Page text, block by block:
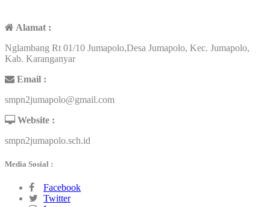
Alamat :
Nglambang Rt 01/10 Jumapolo,Desa Jumapolo, Kec. Jumapolo,
Kab. Karanganyar
Email :
smpn2jumapolo@gmail.com
Website :
smpn2jumapolo.sch.id
Media Sosial :
Facebook
Twitter